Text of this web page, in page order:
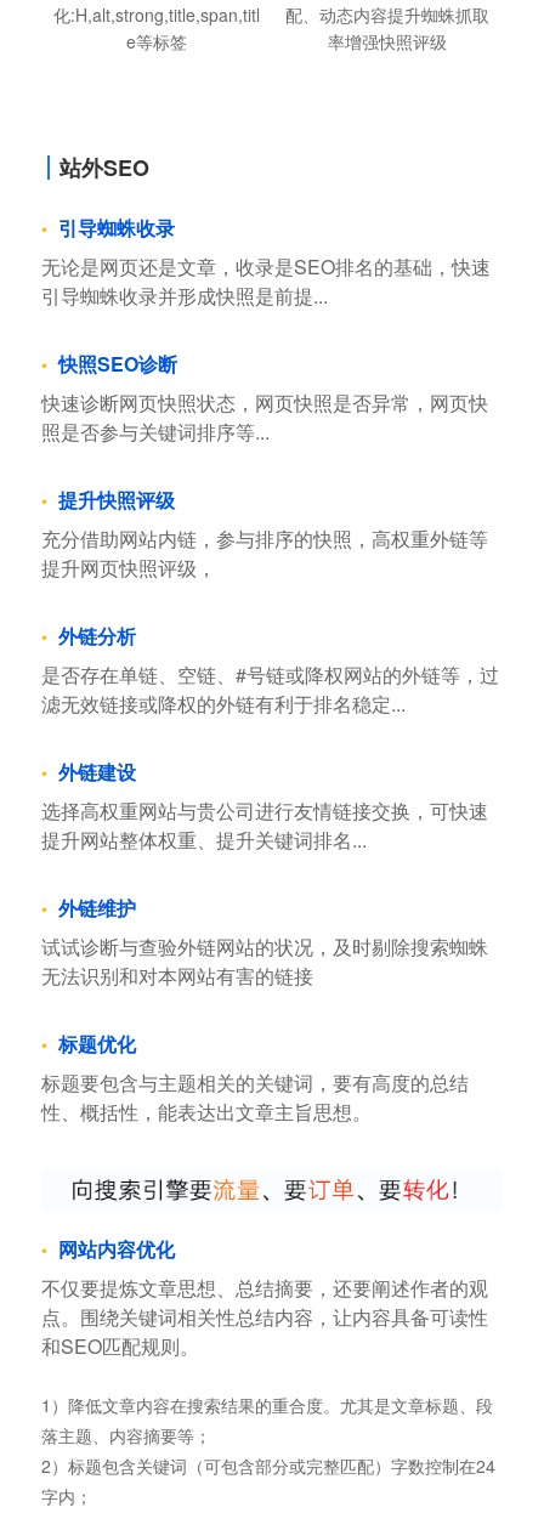
化:H,alt,strong,title,span,titl
e等标签
配、动态内容提升蜘蛛抓取
率增强快照评级
站外SEO
引导蜘蛛收录
无论是网页还是文章，收录是SEO排名的基础，快速
引导蜘蛛收录并形成快照是前提...
快照SEO诊断
快速诊断网页快照状态，网页快照是否异常，网页快
照是否参与关键词排序等...
提升快照评级
充分借助网站内链，参与排序的快照，高权重外链等
提升网页快照评级，
外链分析
是否存在单链、空链、#号链或降权网站的外链等，过
滤无效链接或降权的外链有利于排名稳定...
外链建设
选择高权重网站与贵公司进行友情链接交换，可快速
提升网站整体权重、提升关键词排名...
外链维护
试试诊断与查验外链网站的状况，及时剔除搜索蜘蛛
无法识别和对本网站有害的链接
标题优化
标题要包含与主题相关的关键词，要有高度的总结
性、概括性，能表达出文章主旨思想。
网站内容优化
不仅要提炼文章思想、总结摘要，还要阐述作者的观
点。围绕关键词相关性总结内容，让内容具备可读性
和SEO匹配规则。
1）降低文章内容在搜索结果的重合度。尤其是文章标题、段
落主题、内容摘要等；
2）标题包含关键词（可包含部分或完整匹配）字数控制在24
字内；